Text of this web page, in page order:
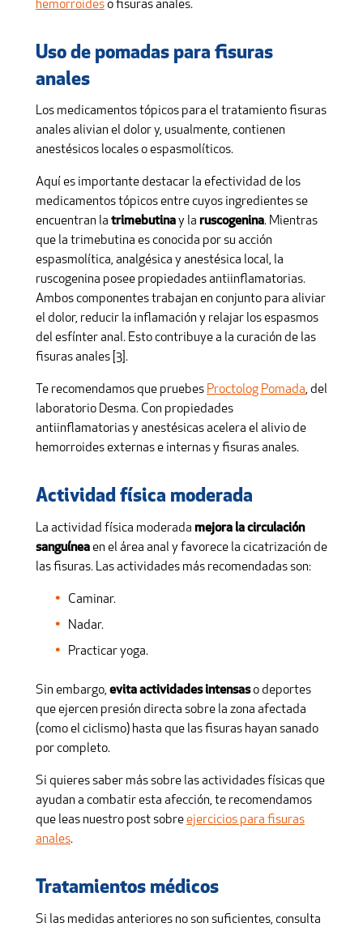
hemorroides o fisuras anales.
Uso de pomadas para fisuras
anales
Los medicamentos tópicos para el tratamiento fisuras
anales alivian el dolor y, usualmente, contienen
anestésicos locales o espasmolíticos.
Aquí es importante destacar la efectividad de los
medicamentos tópicos entre cuyos ingredientes se
encuentran la trimebutinay la ruscogenina. Mientras
que la trimebutina es conocida por su acción
espasmolítica, analgésica y anestésica local, la
ruscogenina posee propiedades antiinflamatorias.
Ambos componentes trabajan en conjunto para aliviar
el dolor, reducir la inflamación y relajar los espasmos
del esfínter anal. Esto contribuye a la curación de las
fisuras anales [3].
Te recomendamos que pruebes Proctolog Pomada, del
laboratorio Desma. Con propiedades
antiinflamatorias y anestésicas acelera el alivio de
hemorroides externas e internas y fisuras anales.
Actividad física moderada
La actividad física moderada mejora la circulación
sanguíneaen el área anal y favorece la cicatrización de
las fisuras. Las actividades más recomendadas son:
Caminar.
Nadar.
Practicar yoga.
Sin embargo, evita actividades intensaso deportes
que ejercen presión directa sobre la zona afectada
(como el ciclismo) hasta que las fisuras hayan sanado
por completo.
Si quieres saber más sobre las actividades físicas que
ayudan a combatir esta afección, te recomendamos
que leas nuestro post sobreejercicios para fisuras
anales.
Tratamientos médicos
Si las medidas anteriores no son suficientes, consulta